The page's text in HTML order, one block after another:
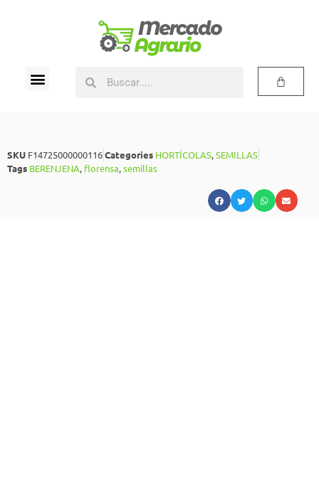
SKU F14725000000116Categories HORTÍCOLAS,SEMILLAS
Tags BERENJENA, florensa,semillas